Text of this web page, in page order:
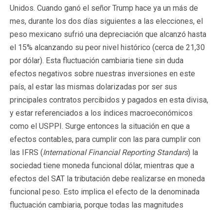
Unidos. Cuando ganó el señor Trump hace ya un más de
mes, durante los dos días siguientes a las elecciones, el
peso mexicano sufrió una depreciación que alcanzó hasta
el 15% alcanzando su peor nivel histórico (cerca de 21,30
por dólar). Esta fluctuación cambiaria tiene sin duda
efectos negativos sobre nuestras inversiones en este
país, al estar las mismas dolarizadas por ser sus
principales contratos percibidos y pagados en esta divisa,
y estar referenciados a los índices macroeconómicos
como el USPPI. Surge entonces la situación en que a
efectos contables, para cumplir con las para cumplir con
las IFRS (International Financial Reporting Standars) la
sociedad tiene moneda funcional dólar, mientras que a
efectos del SAT la tributación debe realizarse en moneda
funcional peso. Esto implica el efecto de la denominada
fluctuación cambiaria, porque todas las magnitudes